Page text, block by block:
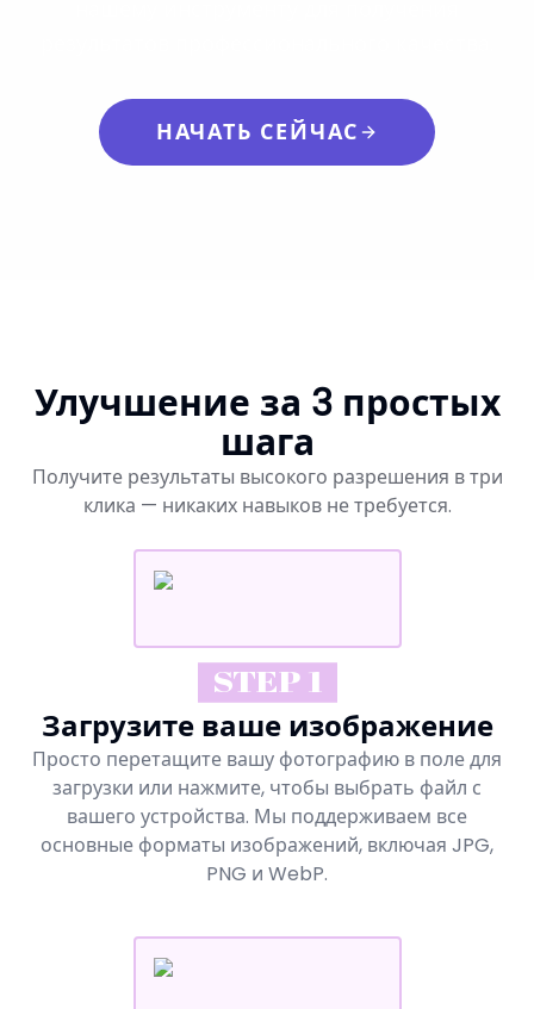
НАЧАТЬ СЕЙЧАС
Улучшение за 3 простых
шага
Получите результаты высокого разрешения в три
клика — никаких навыков не требуется.
STEP 1
Загрузите ваше изображение
Просто перетащите вашу фотографию в поле для
загрузки или нажмите, чтобы выбрать файл с
вашего устройства. Мы поддерживаем все
основные форматы изображений, включая JPG,
PNG и WebP.